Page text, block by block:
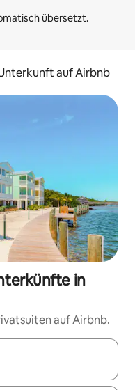
auf Airbnb
in
auf Airbnb.
mit den